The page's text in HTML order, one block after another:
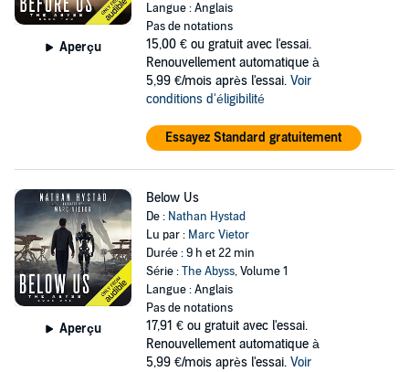
Aperçu
Langue : Anglais
Pas de notations
15,00 € ou gratuit avec l'essai.
Renouvellement automatique à
5,99 €/mois après l'essai. Voir
conditions d'éligibilité
Essayez Standard gratuitement
Aperçu
Below Us
De : Nathan Hystad
Lu par : Marc Vietor
Durée : 9 h et 22 min
Série :The Abyss, Volume 1
Langue : Anglais
Pas de notations
17,91 € ou gratuit avec l'essai.
Renouvellement automatique à
5,99 €/mois après l'essai. Voir